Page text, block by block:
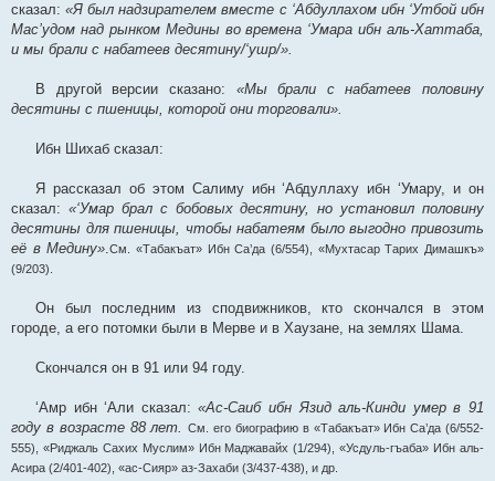
сказал:«Я был надзирателем вместе с ‘Абдуллахом ибн ‘Утбой ибн
Мас’удом над рынком Медины во времена ‘Умара ибн аль-Хаттаба,
и мы брали с набатеев десятину/‘ушр/».
В другой версии сказано: «Мы брали с набатеев половину
десятины с пшеницы, которой они торговали».
Ибн Шихаб сказал:
Я рассказал об этом Салиму ибн ‘Абдуллаху ибн ‘Умару, и он
сказал: «‘Умар брал с бобовых десятину, но установил половину
десятины для пшеницы, чтобы набатеям было выгодно привозить
её в Медину».См. «Табакъат» Ибн Са’да (6/554), «Мухтасар Тарих Димашкъ»
(9/203).
Он был последним из сподвижников, кто скончался в этом
городе, а его потомки были в Мерве и в Хаузане, на землях Шама.
Скончался он в 91 или 94 году.
‘Амр ибн ‘Али сказал:«Ас-Саиб ибн Язид аль-Кинди умер в 91
году в возрасте 88 лет. См. его биографию в «Табакъат» Ибн Са’да (6/552-
555), «Риджаль Сахих Муслим» Ибн Маджавайх (1/294), «Усдуль-гъаба» Ибн аль-
Асира (2/401-402), «ас-Сияр» аз-Захаби (3/437-438), и др.